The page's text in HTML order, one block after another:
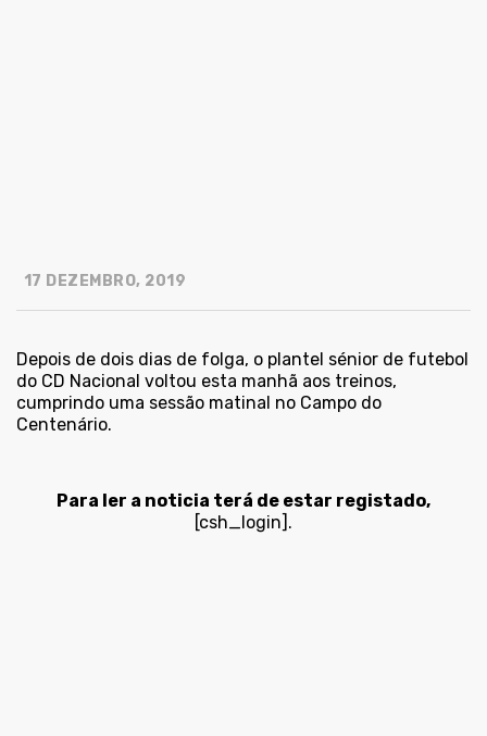
17 DEZEMBRO, 2019
Depois de dois dias de folga, o plantel sénior de futebol
do CD Nacional voltou esta manhã aos treinos,
cumprindo uma sessão matinal no Campo do
Centenário.
Para ler a noticia terá de estar registado,
[csh_login].